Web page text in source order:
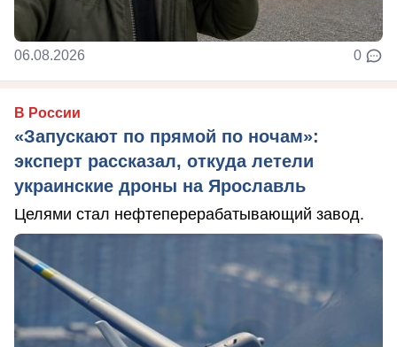
06.08.2026 0
В России
«Запускают по прямой по ночам»:
эксперт рассказал, откуда летели
украинские дроны на Ярославль
Целями стал нефтеперерабатывающий завод.